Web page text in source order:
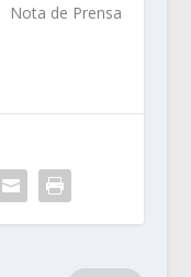
Nota de Prensa